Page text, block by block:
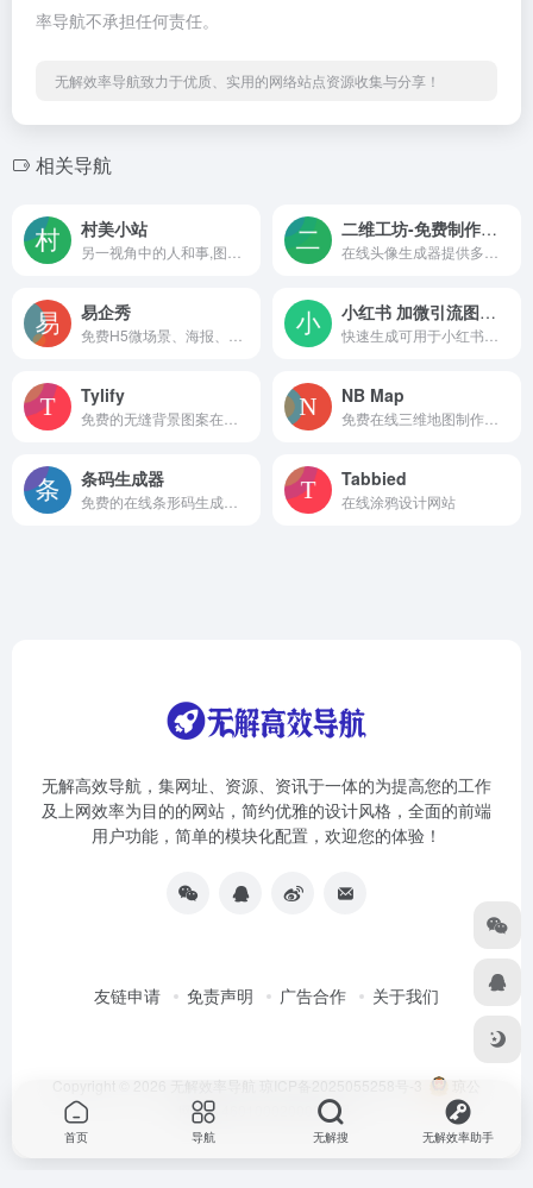
率导航不承担任何责任。
无解效率导航致力于优质、实用的网络站点资源收集与分享！
相关导航
村美小站 二维工坊-免费制作国庆头像
易企秀 小红书 加微引流图生成器
Tylify NB Map
条码生成器 Tabbied
在线涂鸦设计网站
无解高效导航，集网址、资源、资讯于一体的为提高您的工作
及上网效率为目的的网站，简约优雅的设计风格，全面的前端
用户功能，简单的模块化配置，欢迎您的体验！
友链申请 免责声明 广告合作 关于我们
Copyright © 2026 无解效率导航 琼ICP备2025055258号-3
琼公
网安备46010002000981号
首页 导航 无解搜 无解效率助手